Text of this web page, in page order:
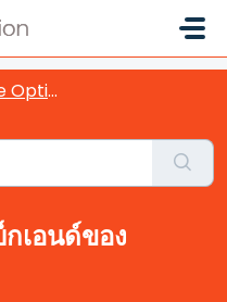
(Thai)
เอนด์ของ